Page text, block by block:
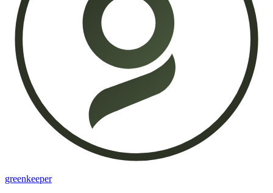
greenkeeper